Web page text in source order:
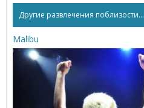
Другие развлечения поблизости...
Malibu